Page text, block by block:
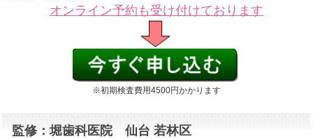
オンライン予約も受け付けております
※初期検査費用4500円かかります
監修：堀歯科医院 仙台 若林区